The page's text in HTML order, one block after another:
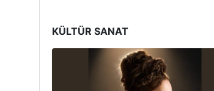
KÜLTÜR SANAT